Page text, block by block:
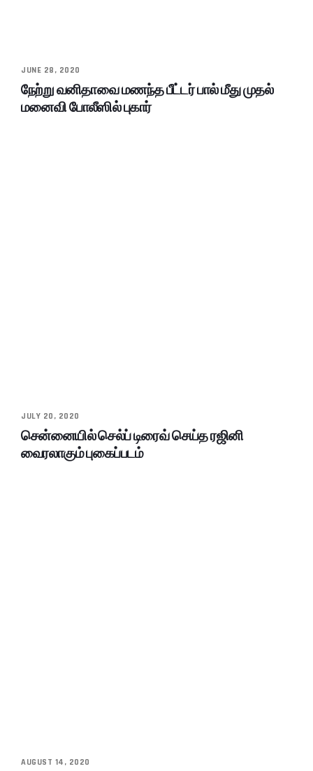
JUNE 28, 2020
நேற்று வனிதாவை மணந்த பீட்டர் பால் மீது முதல்
மனைவி போலீஸில் புகார்
JULY 20, 2020
சென்னையில் செல்ப் டிரைவ் செய்த ரஜினி
வைரலாகும் புகைப்படம்
AUGUST 14, 2020